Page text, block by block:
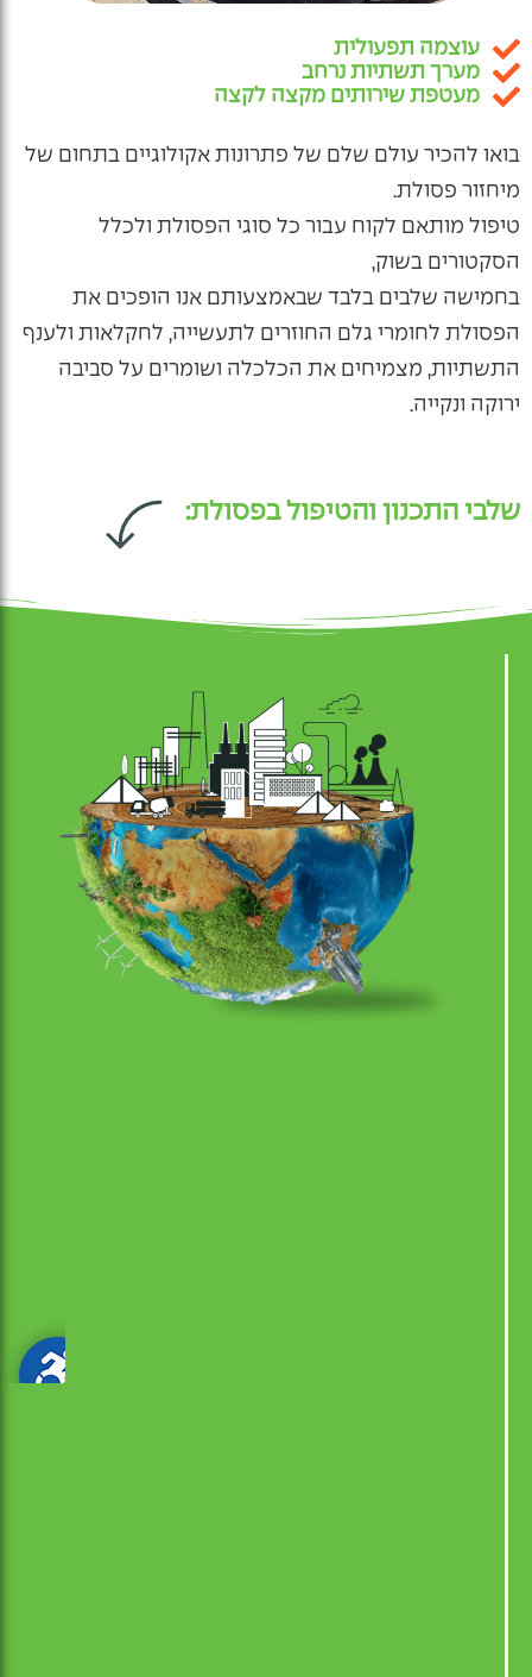
עוצמה תפעולית
מערך תשתיות נרחב
מעטפת שירותים מקצה לקצה
בואו להכיר עולם שלם של פתרונות אקולוגיים בתחום של
מיחזור פסולת.
טיפול מותאם לקוח עבור כל סוגי הפסולת ולכלל
הסקטורים בשוק,
בחמישה שלבים בלבד שבאמצעותם אנו הופכים את
הפסולת לחומרי גלם החוזרים לתעשייה, לחקלאות ולענף
התשתיות, מצמיחים את הכלכלה ושומרים על סביבה
ירוקה ונקייה.
שלבי התכנון והטיפול בפסולת:
10 אתרים מורשים
בפריסה ארצית